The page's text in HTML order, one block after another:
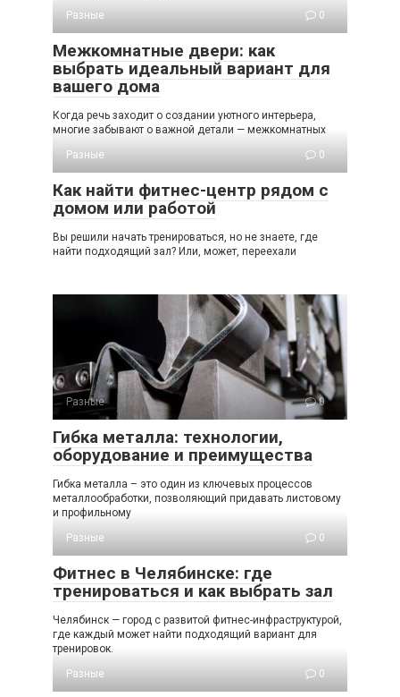
Разные
0
Межкомнатные двери: как
выбрать идеальный вариант для
вашего дома
Когда речь заходит о создании уютного интерьера,
многие забывают о важной детали — межкомнатных
Разные
0
Как найти фитнес-центр рядом с
домом или работой
Вы решили начать тренироваться, но не знаете, где
найти подходящий зал? Или, может, переехали
Разные 0
Гибка металла: технологии,
оборудование и преимущества
Гибка металла – это один из ключевых процессов
металлообработки, позволяющий придавать листовому
и профильному
Разные
0
Фитнес в Челябинске: где
тренироваться и как выбрать зал
Челябинск — город с развитой фитнес-инфраструктурой,
где каждый может найти подходящий вариант для
тренировок.
Разные
0